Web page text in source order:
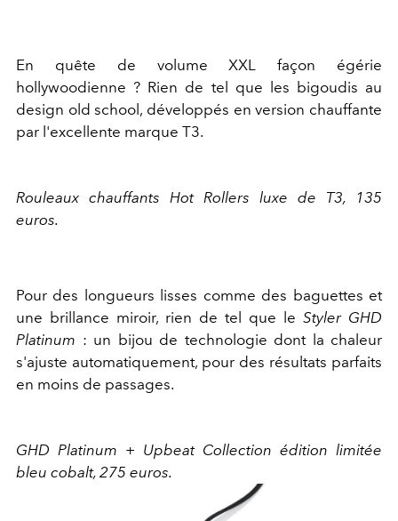
En quête de volume XXL façon égérie
hollywoodienne ? Rien de tel que les bigoudis au
design old school, développés en version chauffante
par l'excellente marque T3.
Rouleaux chauffants Hot Rollers luxe de T3, 135
euros.
Pour des longueurs lisses comme des baguettes et
une brillance miroir, rien de tel que le Styler GHD
Platinum : un bijou de technologie dont la chaleur
s'ajuste automatiquement, pour des résultats parfaits
en moins de passages.
GHD Platinum + Upbeat Collection édition limitée
bleu cobalt, 275 euros.